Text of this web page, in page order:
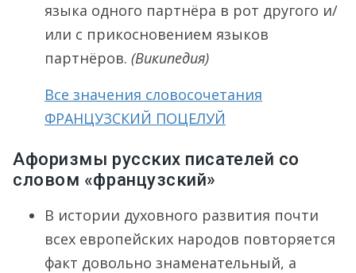
языка одного партнёра в рот другого и/
или с прикосновением языков
партнёров. (Википедия)
Все значения словосочетания
ФРАНЦУЗСКИЙ ПОЦЕЛУЙ
Афоризмы русских писателей со
словом «французский»
В истории духовного развития почти
всех европейских народов повторяется
факт довольно знаменательный, а